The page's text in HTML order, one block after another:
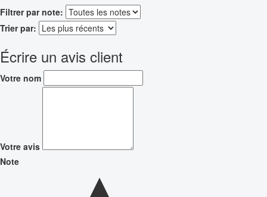
Filtrer par note:
Trier par:
Écrire un avis client
Votre nom
Votre avis
Note